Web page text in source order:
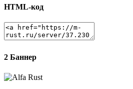
HTML-код
2 Баннер